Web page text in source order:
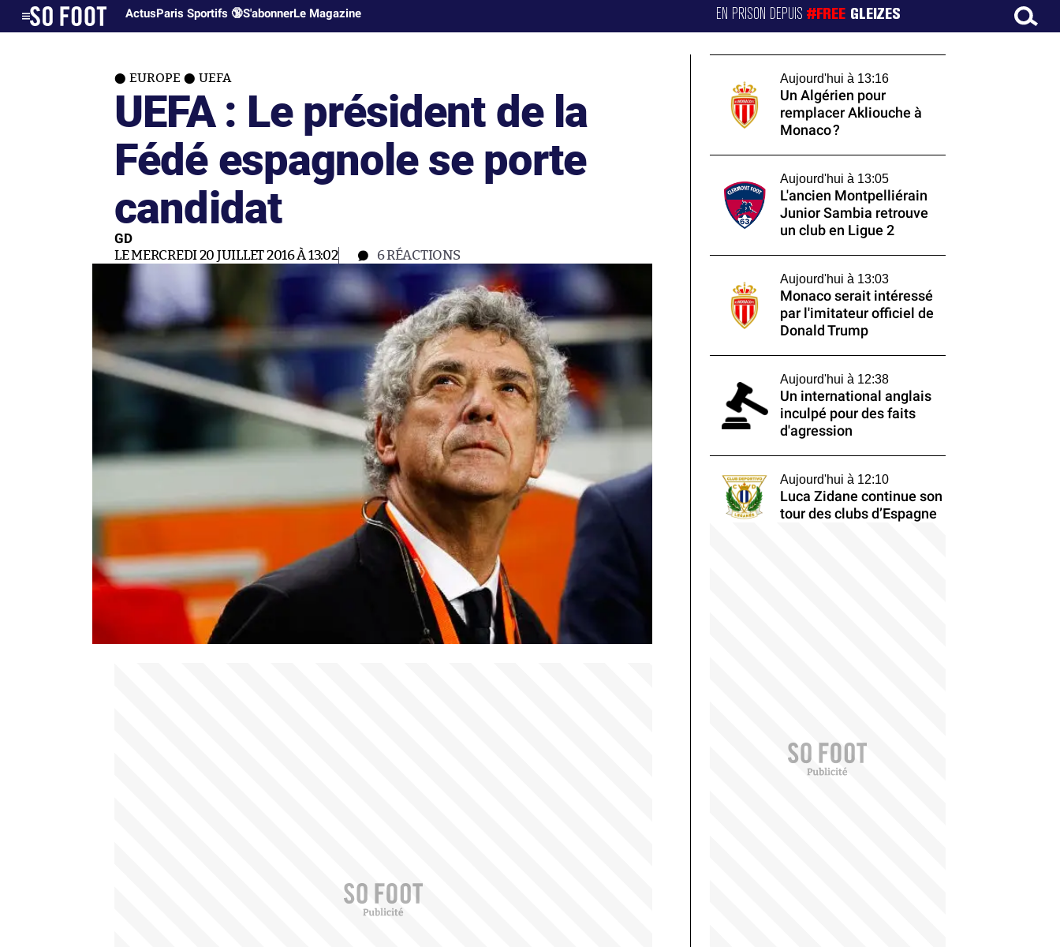
ActusParis Sportifs 🔞S'abonnerLe Magazine EN PRISON DEPUIS#FREE GLEIZES
EUROPE UEFA
UEFA : Le président de la
Fédé espagnole se porte
candidat
GD
LE MERCREDI 20 JUILLET 2016 À 13:02 6RÉACTIONS
Aujourd'hui à 13:16
Un Algérien pour
remplacer Akliouche à
Monaco ?
Aujourd'hui à 13:05
L'ancien Montpelliérain
Junior Sambia retrouve
un club en Ligue 2
Aujourd'hui à 13:03
Monaco serait intéressé
par l'imitateur officiel de
Donald Trump
Aujourd'hui à 12:38
Un international anglais
inculpé pour des faits
d'agression
Aujourd'hui à 12:10
Luca Zidane continue son
tour des clubs d’Espagne